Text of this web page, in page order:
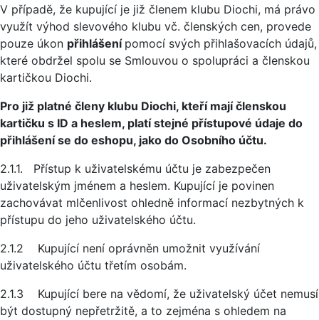
V případě, že kupující je již členem klubu Diochi, má právo
využít výhod slevového klubu vč. členských cen, provede
pouze úkon přihlášení pomocí svých přihlašovacích údajů,
které obdržel spolu se Smlouvou o spolupráci a členskou
kartičkou Diochi.
Pro již platné členy klubu Diochi, kteří mají členskou
kartičku s ID a heslem, platí stejné přístupové údaje do
přihlášení se do eshopu, jako do Osobního účtu.
2.1.1. Přístup k uživatelskému účtu je zabezpečen
uživatelským jménem a heslem. Kupující je povinen
zachovávat mlčenlivost ohledně informací nezbytných k
přístupu do jeho uživatelského účtu.
2.1.2 Kupující není oprávněn umožnit využívání
uživatelského účtu třetím osobám.
2.1.3 Kupující bere na vědomí, že uživatelský účet nemusí
být dostupný nepřetržitě, a to zejména s ohledem na